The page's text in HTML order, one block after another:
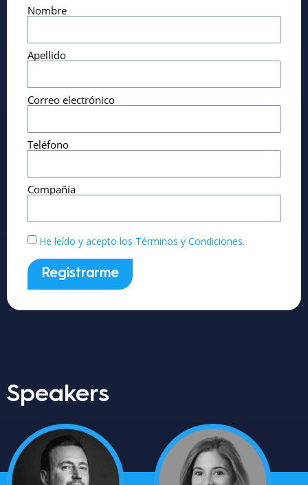
Nombre
Apellido
Correo electrónico
Teléfono
Compañía
He leído y acepto los Términos y Condiciones.
Registrarme
Speakers